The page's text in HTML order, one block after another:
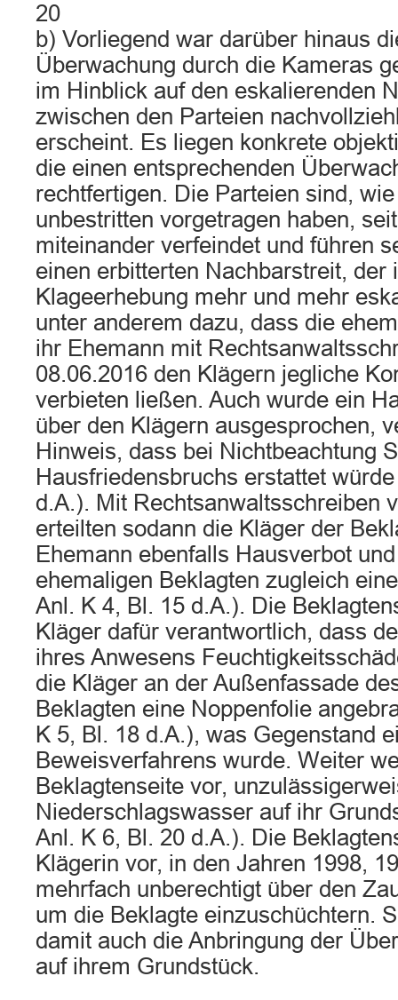
20
b) Vorliegend war darüber hinaus
Überwachung durch die Kameras
im Hinblick auf den eskalierenden
zwischen den Parteien
erscheint. Es liegen konkrete
die einen entsprechenden
rechtfertigen. Die Parteien sind,
unbestritten vorgetragen haben,
miteinander verfeindet und führen
einen erbitterten Nachbarstreit, der
Klageerhebung mehr und mehr
unter anderem dazu, dass die
ihr Ehemann mit
08.06.2016 den Klägern jegliche
verbieten ließen. Auch wurde ein
über den Klägern ausgesprochen,
Hinweis, dass bei Nichtbeachtung
Hausfriedensbruchs erstattet
d.A.). Mit Rechtsanwaltsschreiben
erteilten sodann die Kläger der
Ehemann ebenfalls Hausverbot
ehemaligen Beklagten zugleich
Anl. K 4, Bl. 15 d.A.). Die
Kläger dafür verantwortlich, dass
ihres Anwesens
die Kläger an der Außenfassade
Beklagten eine Noppenfolie
K 5, Bl. 18 d.A.), was Gegenstand
Beweisverfahrens wurde. Weiter
Beklagtenseite vor,
Niederschlagswasser auf ihr
Anl. K 6, Bl. 20 d.A.). Die
Klägerin vor, in den Jahren 1998,
mehrfach unberechtigt über den
um die Beklagte einzuschüchtern.
damit auch die Anbringung der
auf ihrem Grundstück.